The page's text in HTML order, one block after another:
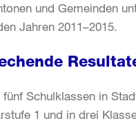
und Gemeinden
Jahren 2011–2015.
Schulklassen in
1 und in drei